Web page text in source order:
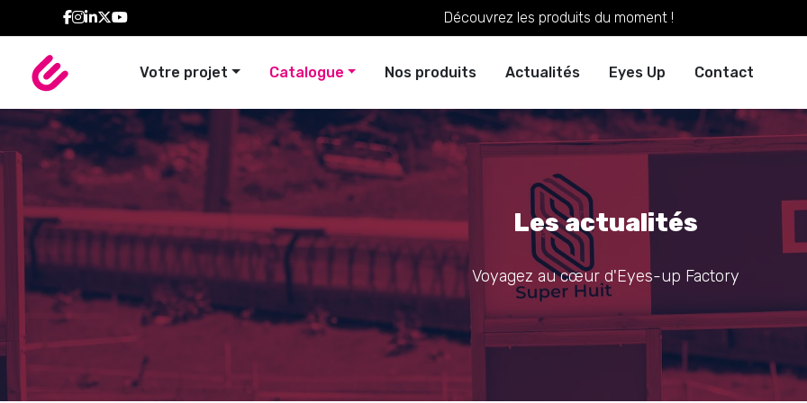
Découvrez les produits du moment !
Votre projet
Enseigne
Événements
sportifs
Habillage point
de vente
Décoration
entreprise &
Catalogue
Signalétique
PLV &
Display
Enseignes &
Décoration
Stands Gamme bois &
écoresponsable
Mobilier
TENTES
PERSONNALISÉES
ARCHES ET
COLONNES
ORIFLAMMES
Nos produits Actualités Eyes Up Contact
Les actualités
Voyagez au cœur d'Eyes-up Factory